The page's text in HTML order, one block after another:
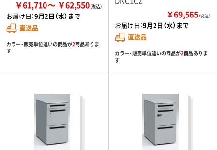
￥61,710 ￥62,550
お届け日：9月2日（水）まで
直送品
カラー・販売単位違いの商品が2商品ありま
す
￥69,565（税込）
お届け日：9月2日（水）まで
直送品
カラー・販売単位違いの商品が2商品ありま
す